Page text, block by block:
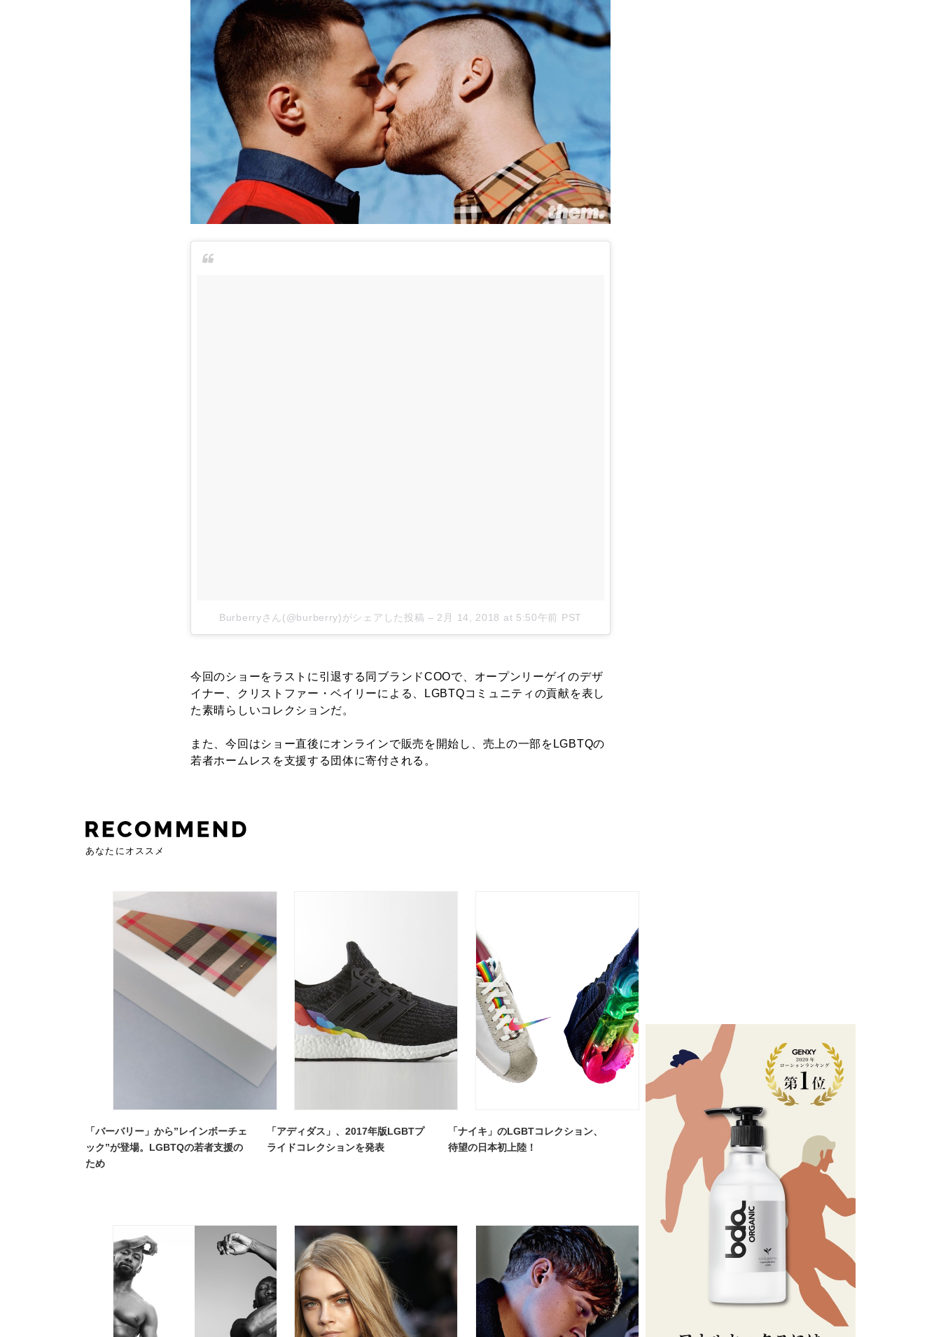
Burberryさん(@burberry)がシェアした投稿 – 2月 14, 2018 at 5:50午前 PST
今回のショーをラストに引退する同ブランドCOOで、オープンリーゲイのデザ
イナー、クリストファー・ベイリーによる、LGBTQコミュニティの貢献を表し
た素晴らしいコレクションだ。
また、今回はショー直後にオンラインで販売を開始し、売上の一部をLGBTQの
若者ホームレスを支援する団体に寄付される。
あなたにオススメ
「バーバリー」から”レインボーチェ
ック”が登場。LGBTQの若者支援の
ため
「アディダス」、2017年版LGBTプ
ライドコレクションを発表
「ナイキ」のLGBTコレクション、
待望の日本初上陸！